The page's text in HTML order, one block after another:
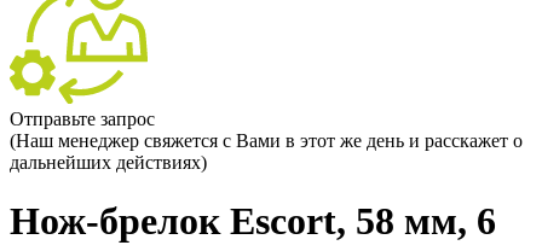
Отправьте запрос
(Наш менеджер свяжется с Вами в этот же день и расскажет о
дальнейших действиях)
Нож-брелок Escort, 58 мм, 6